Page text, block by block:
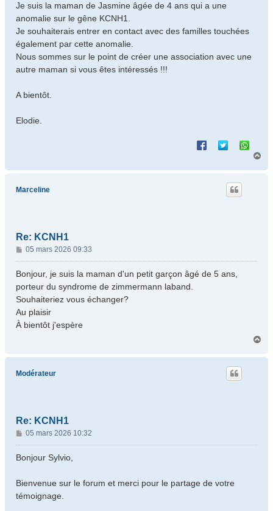
g
e
Je suis la maman de Jasmine âgée de 4 ans qui a une
anomalie sur le gêne KCNH1.
Je souhaiterais entrer en contact avec des familles touchées
également par cette anomalie.
Nous sommes sur le point de créer une association avec une
autre maman si vous êtes intéressés !!!
A bientôt.
Elodie.
Marceline
Re: KCNH1
M
e
s
g
e
05 mars 2026 09:33
Bonjour, je suis la maman d'un petit garçon âgé de 5 ans,
porteur du syndrome de zimmermann laband.
Souhaiteriez vous échanger?
Au plaisir
À bientôt j'espère
u
Modérateur
Re: KCNH1
M
e
s
g
e
05 mars 2026 10:32
Bonjour Sylvio,
Bienvenue sur le forum et merci pour le partage de votre
témoignage.